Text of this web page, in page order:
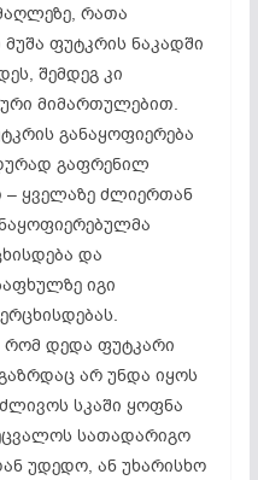
რათა
ფუტკრის ნაკადში
შემდეგ კი
მიმართულებით.
განაყოფიერება
გაფრენილ
ყველაზე ძლიერთან
და
იგი
.
რომ დედა ფუტკარი
არ უნდა იყოს
სკაში ყოფნა
სათადარიგო
უდედო, ან უხარისხო